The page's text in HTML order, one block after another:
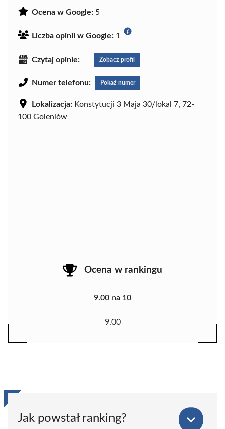
Ocena w Google: 5
Liczba opinii w Google: 1
Czytaj opinie: Zobacz profil
Numer telefonu: Pokaż numer
Lokalizacja: Konstytucji 3 Maja 30/lokal 7, 72-
100 Goleniów
Ocena w rankingu
9.00 na 10
9.00
Jak powstał ranking?